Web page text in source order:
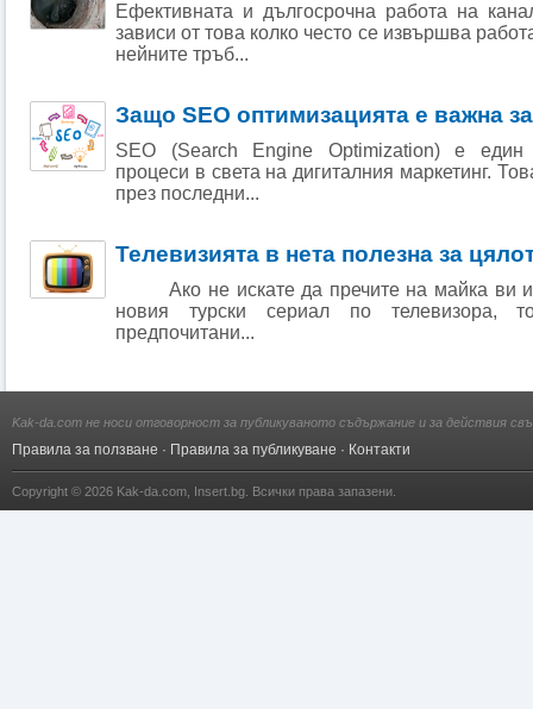
Ефективната и дългосрочна работа на
зависи от това колко често се извършва
нейните тръб...
Защо SEO оптимизацията е важна
SEO (Search Engine Optimization) е един
процеси в света на дигиталния маркетинг.
през последни...
Телевизията в нета полезна за
Ако не искате да пречите на майка ви
новия турски сериал по телевизора,
предпочитани...
Kak-da.com не носи отговорност за публикуваното съдържание и за действия
Правила за ползване · Правила за публикуване · Контакти
Copyright © 2026 Kak-da.com Insert.bg . Всички права запазени.